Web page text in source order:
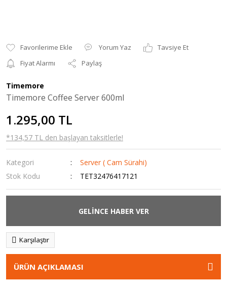
Yorum Yaz
Tavsiye Et
Fiyat Alarmı
Paylaş
Timemore
Timemore Coffee Server 600ml
1.295,00 TL
*134,57 TL den başlayan taksitlerle!
Kategori
Server ( Cam Sürahi)
Stok Kodu
TET32476417121
GELİNCE HABER VER
Karşılaştır
ÜRÜN AÇIKLAMASI